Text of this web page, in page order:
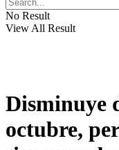
No Result
View All Result
Disminuye
octubre,